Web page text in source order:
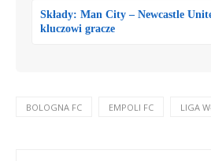
Składy: Man City – Newcastle
kluczowi gracze
BOLOGNA FC EMPOLI FC LIGA